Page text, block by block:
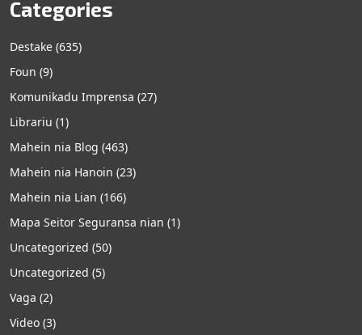
Categories
Destake (635)
Foun (9)
Komunikadu Imprensa (27)
Librariu (1)
Mahein nia Blog (463)
Mahein nia Hanoin (23)
Mahein nia Lian (166)
Mapa Seitor Seguransa nian (1)
Uncategorized (50)
Uncategorized (5)
Vaga (2)
Video (3)